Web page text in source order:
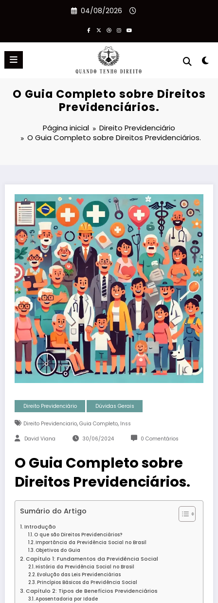
04/08/2026
O Guia Completo sobre Direitos
Previdenciários.
Página inicial
Direito Previdenciário
O Guia Completo sobre Direitos Previdenciários.
Direito Previdenciário Dúvidas Gerais
Direito Previdenciario, Guia Completo, Inss
David Viana 30/06/2024 0 Comentários
O Guia Completo sobre
Direitos Previdenciários.
Sumário do Artigo
Introdução
O que são Direitos Previdenciários?
Importância da Previdência Social no Brasil
Objetivos do Guia
Capítulo 1: Fundamentos da Previdência Social
História da Previdência Social no Brasil
Evolução das Leis Previdenciárias
Princípios Básicos da Previdência Social
Capítulo 2: Tipos de Benefícios Previdenciários
Aposentadoria por Idade